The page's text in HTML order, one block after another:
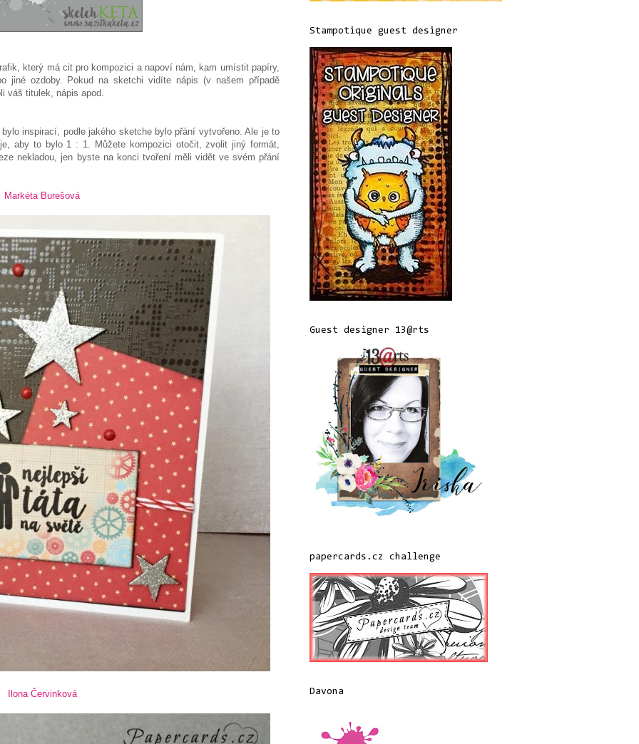
který má cit pro kompozici a napoví nám, kam umístit papíry,
jiné ozdoby. Pokud na sketchi vidíte nápis (v našem případě
váš titulek, nápis apod.
inspirací, podle jakého sketche bylo přání vytvořeno. Ale je to
aby to bylo 1 : 1. Můžete kompozici otočit, zvolit jiný formát,
nekladou, jen byste na konci tvoření měli vidět ve svém přání
Markéta Burešová
Ilona Červinková
Stampotique guest designer
Guest designer 13@rts
papercards.cz challenge
Davona